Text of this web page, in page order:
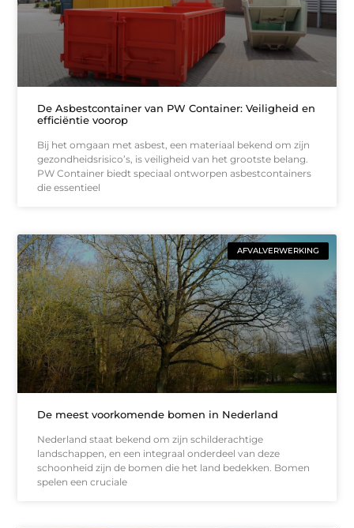
De Asbestcontainer van PW Container: Veiligheid en
efficiëntie voorop
Bij het omgaan met asbest, een materiaal bekend om zijn
gezondheidsrisico’s, is veiligheid van het grootste belang.
PW Container biedt speciaal ontworpen asbestcontainers
die essentieel
AFVALVERWERKING
De meest voorkomende bomen in Nederland
Nederland staat bekend om zijn schilderachtige
landschappen, en een integraal onderdeel van deze
schoonheid zijn de bomen die het land bedekken. Bomen
spelen een cruciale